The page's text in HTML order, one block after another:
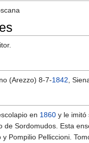
(Arezzo) 8-7-1842 ,
en 1860 y le imitó
de Sordomudos. Esta
y Pompilio Pelliccioni.